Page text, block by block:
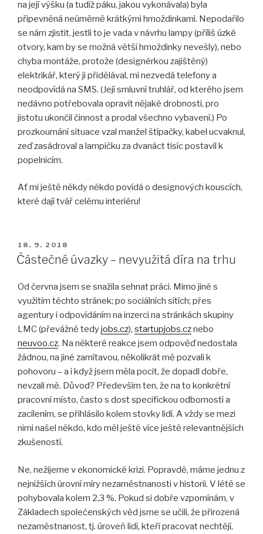
na její výšku (a tudíž páku, jakou vykonávala) byla
připevněná neúměrně krátkými hmoždinkami. Nepodařilo
se nám zjistit, jestli to je vada v návrhu lampy (příliš úzké
otvory, kam by se možná větší hmoždinky nevešly), nebo
chyba montáže, protože (designérkou zajištěný)
elektrikář, který ji přidělával, mi nezvedá telefony a
neodpovídá na SMS. (Její smluvní truhlář, od kterého jsem
nedávno potřebovala opravit nějaké drobnosti, pro
jistotu ukončil činnost a prodal všechno vybavení.) Po
prozkoumání situace vzal manžel štípačky, kabel ucvaknul,
zeď zasádroval a lampičku za dvanáct tisíc postavil k
popelnicím.
Ať mi ještě někdy někdo povídá o designových kouscích,
které dají tvář celému interiéru!
PUBLIKOVÁNO
18. 9. 2018
Částečné úvazky – nevyužitá díra na trhu
Od června jsem se snažila sehnat práci. Mimo jiné s
využitím těchto stránek; po sociálních sítích; přes
agentury i odpovídáním na inzerci na stránkách skupiny
LMC (převážně tedyjobs.cz), startupjobs.cznebo
neuvoo.cz. Na některé reakce jsem odpověď nedostala
žádnou, na jiné zamítavou, několikrát mě pozvali k
pohovoru – a i když jsem měla pocit, že dopadl dobře,
nevzali mě. Důvod? Především ten, že na to konkrétní
pracovní místo, často s dost specifickou odborností a
zacílením, se přihlásilo kolem stovky lidí. A vždy se mezi
nimi našel někdo, kdo měl ještě více ještě relevantnějších
zkušeností.
Ne, nežijeme v ekonomické krizi. Popravdě, máme jednu z
nejnižších úrovní míry nezaměstnanosti v historii. V létě se
pohybovala kolem 2,3 %. Pokud si dobře vzpomínám, v
Základech společenských věd jsme se učili, že přirozená
nezaměstnanost, tj. úroveň lidí, kteří pracovat nechtějí,